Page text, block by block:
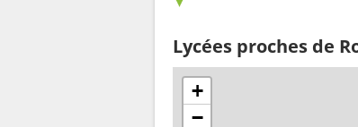
Lycées proches de
+
−